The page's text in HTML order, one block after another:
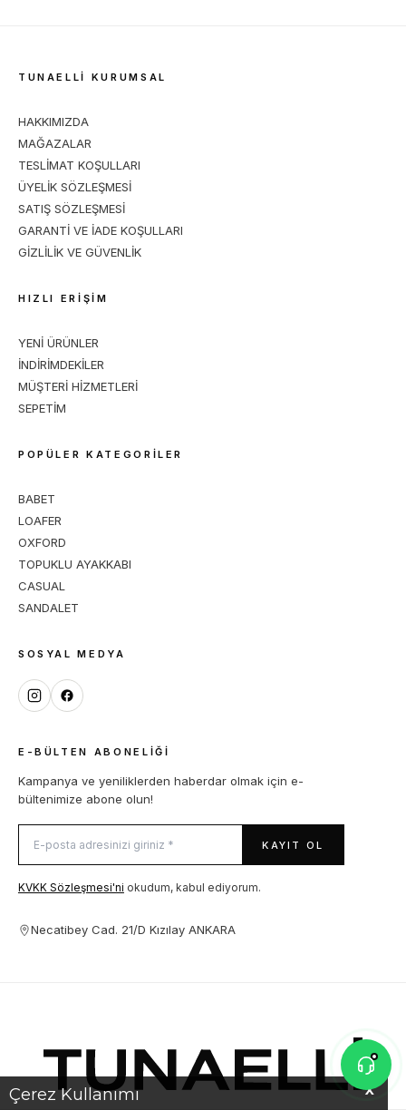
X
Çerez Kullanımı
TUNAELLİ KURUMSAL
HAKKIMIZDA
MAĞAZALAR
TESLİMAT KOŞULLARI
ÜYELİK SÖZLEŞMESİ
SATIŞ SÖZLEŞMESİ
GARANTİ VE İADE KOŞULLARI
GİZLİLİK VE GÜVENLİK
HIZLI ERİŞİM
YENİ ÜRÜNLER
İNDİRİMDEKİLER
MÜŞTERİ HİZMETLERİ
SEPETİM
POPÜLER KATEGORİLER
BABET
LOAFER
OXFORD
TOPUKLU AYAKKABI
CASUAL
SANDALET
SOSYAL MEDYA
E-BÜLTEN ABONELIĞI
Kampanya ve yeniliklerden haberdar olmak için e-
bültenimize abone olun!
KAYIT OL
KVKK Sözleşmesi'ni okudum, kabul ediyorum.
Necatibey Cad. 21/D Kızılay ANKARA